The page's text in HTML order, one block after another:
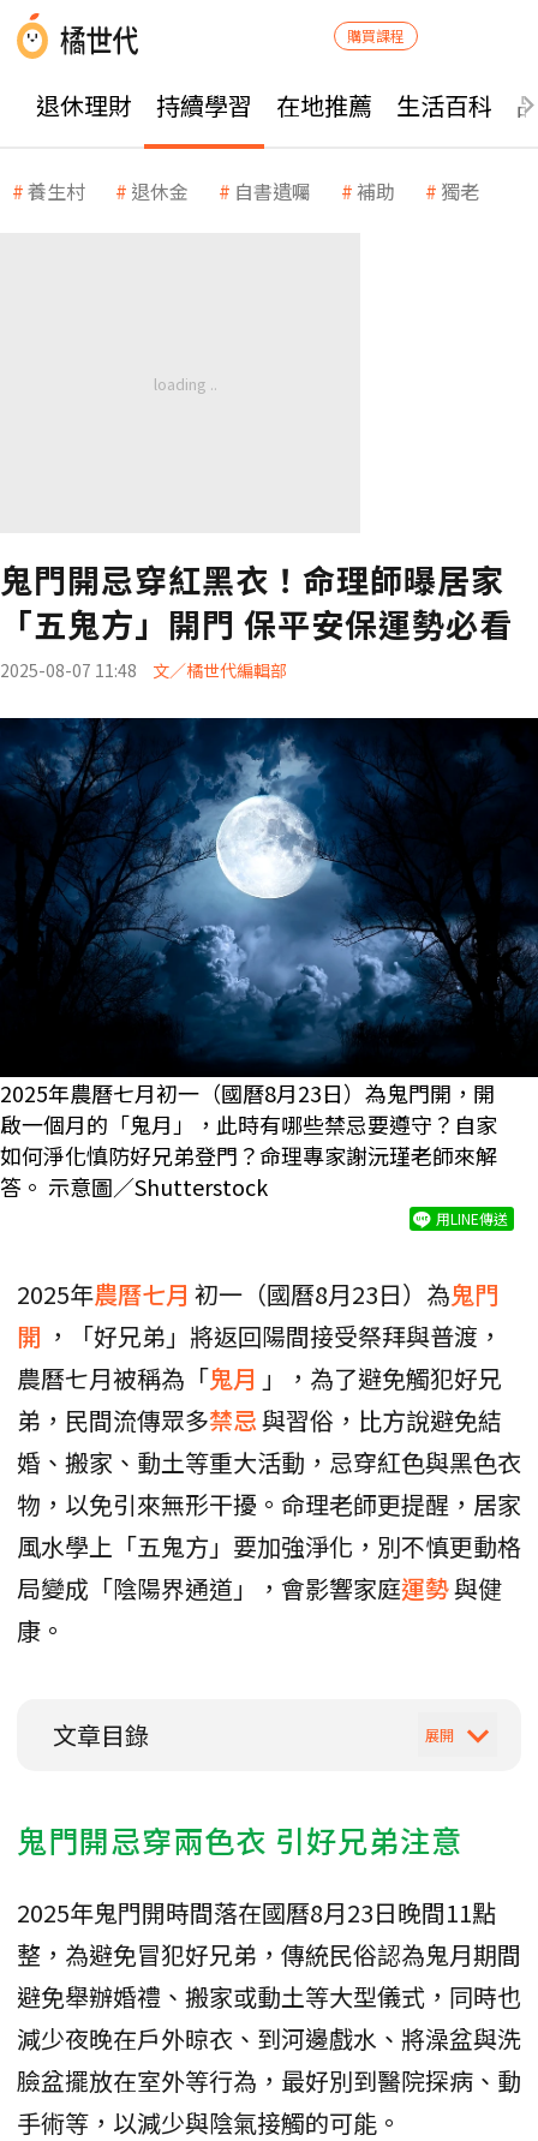
購買課程
退休理財 持續學習 在地推薦 生活百科
養生村 退休金 自書遺囑 補助 獨老
鬼門開忌穿紅黑衣！命理師曝居家
「五鬼方」開門 保平安保運勢必看
2025-08-07 11:48 文／橘世代編輯部
2025年農曆七月初一（國曆8月23日）為鬼門開，開
啟一個月的「鬼月」，此時有哪些禁忌要遵守？自家
如何淨化慎防好兄弟登門？命理專家謝沅瑾老師來解
答。 示意圖／Shutterstock
用LINE傳送
2025年農曆七月 初一（國曆8月23日）為鬼門
開 ，「好兄弟」將返回陽間接受祭拜與普渡，
農曆七月被稱為「鬼月 」，為了避免觸犯好兄
弟，民間流傳眾多禁忌與習俗，比方說避免結
婚、搬家、動土等重大活動，忌穿紅色與黑色衣
物，以免引來無形干擾。命理老師更提醒，居家
風水學上「五鬼方」要加強淨化，別不慎更動格
局變成「陰陽界通道」，會影響家庭運勢與健
康。
文章目錄
鬼門開忌穿兩色衣 引好兄弟注意
2025年鬼門開時間落在國曆8月23日晚間11點
整，為避免冒犯好兄弟，傳統民俗認為鬼月期間
避免舉辦婚禮、搬家或動土等大型儀式，同時也
減少夜晚在戶外晾衣、到河邊戲水、將澡盆與洗
臉盆擺放在室外等行為，最好別到醫院探病、動
手術等，以減少與陰氣接觸的可能。